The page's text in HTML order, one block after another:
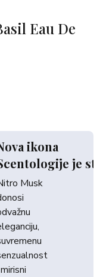
Eau De
ikona
je
Musk